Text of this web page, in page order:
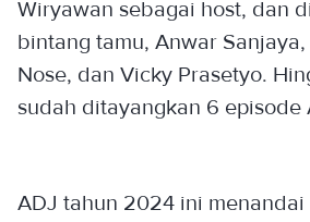
Wiryawan sebagai host, dan
bintang tamu, Anwar Sanjaya,
Nose, dan Vicky Prasetyo.
sudah ditayangkan 6 episode
ADJ tahun 2024 ini